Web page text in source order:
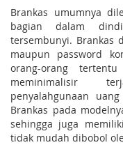
Brankas umumnya
bagian dalam
tersembunyi. Brankas
maupun password
orang-orang
meminimalisir
penyalahgunaan
Brankas pada
sehingga juga
tidak mudah dibobol